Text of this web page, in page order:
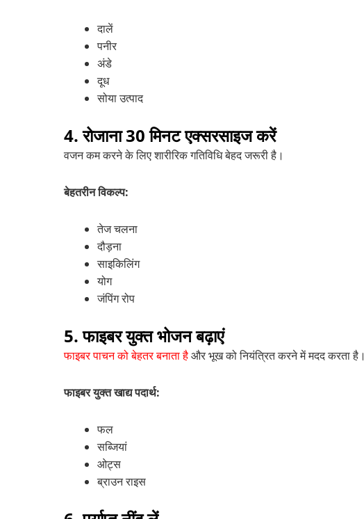
दालें
पनीर
अंडे
दूध
सोया उत्पाद
4. रोजाना 30 मिनट एक्सरसाइज करें
वजन कम करने के लिए शारीरिक गतिविधि बेहद जरूरी है।
बेहतरीन विकल्प:
तेज चलना
दौड़ना
साइकिलिंग
योग
जंपिंग रोप
5. फाइबर युक्त भोजन बढ़ाएं
फाइबर पाचन को बेहतर बनाता हैऔर भूख को नियंत्रित करने में मदद करता है।
फाइबर युक्त खाद्य पदार्थ:
फल
सब्जियां
ओट्स
ब्राउन राइस